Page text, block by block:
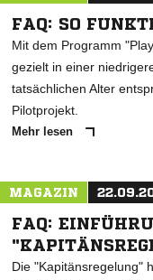
FAQ: SO
Mit dem Programm
gezielt in einer
tatsächlichen Alter
Pilotprojekt.
Mehr lesen
MAGAZIN
FAQ:
Die "Kapitänsregelung"